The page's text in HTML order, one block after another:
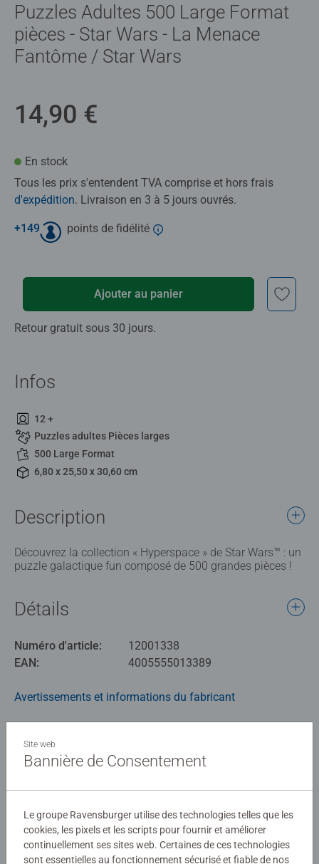
Puzzles Adultes 500 Large Format
pièces - Star Wars - La Menace
Fantôme / Star Wars
14,90 €
En stock
Tous les prix s'entendent TVA comprise et hors frais
d'expédition. Livraison en 3 à 5 jours ouvrés.
+149 points de fidélité
Ajouter au panier
Retour gratuit sous 30 jours.
Infos
12 +
Puzzles adultes Pièces larges
500 Large Format
6,80 x 25,50 x 30,60 cm
Description
Découvrez la collection « Hyperspace » de Star Wars™ : un
puzzle galactique fun composé de 500 grandes pièces !
Détails
Numéro d'article:
12001338
EAN:
4005555013389
Avertissements et informations du fabricant
Aucune évaluation n'a encore été
soumise
Site web
Bannière de Consentement
Le groupe Ravensburger utilise des technologies telles que les
cookies, les pixels et les scripts pour fournir et améliorer
continuellement ses sites web. Certaines de ces technologies
sont essentielles au fonctionnement sécurisé et fiable de nos